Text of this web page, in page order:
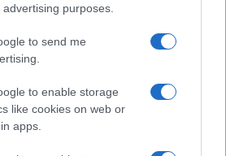
purposes.
to send me
to enable storage
like cookies on web or
apps.
innovativi di Bologna
la tua carriera? Scopri i programmi di
e affronta le sfide del futuro.